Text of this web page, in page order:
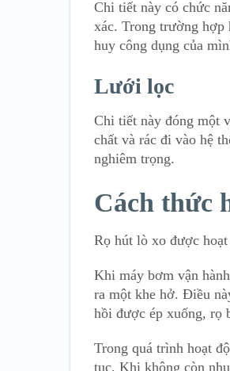
Chi tiết này có chức
xác. Trong trường hợp
huy công dụng của
Lưới lọc
Chi tiết này đóng một
chất và rác đi vào hệ
nghiêm trọng.
Cách thức
Rọ hút lò xo được
Khi máy bơm vận
ra một khe hở. Điều
hồi được ép xuống, rọ
Trong quá trình hoạt
tục. Khi không còn